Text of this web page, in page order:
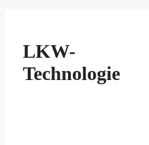
LKW-
Technologie